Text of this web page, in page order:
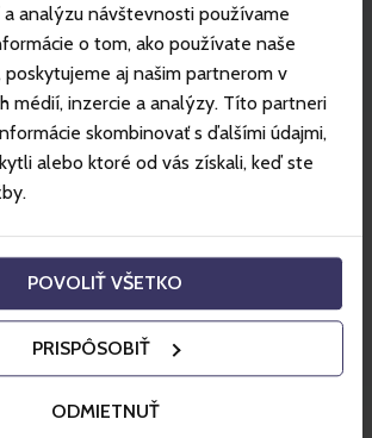
a analýzu návštevnosti používame
o tom, ako používate naše
aj našim partnerom v
médií, inzercie a analýzy. Títo partneri
skombinovať s ďalšími údajmi,
alebo ktoré od vás získali, keď ste
POVOLIŤ VŠETKO
PRISPÔSOBIŤ
ODMIETNUŤ
O středisku
promění v ráj pro milovníky přírody:
trasy a rozsáhlá síť tras pro horská kola
výhledy na alpskou krajinu. Na rodiny tu
volnočasových aktivit – od
cartů až po dobrodružná hřiště pro
restaurace a tradiční horské chaty
posezení a dobrému jídlu – od tradiční
po mezinárodní speciality si tu každý
výborné dostupnosti z Innsbrucku, ať už
nebo autem, je Muttereralm snadno